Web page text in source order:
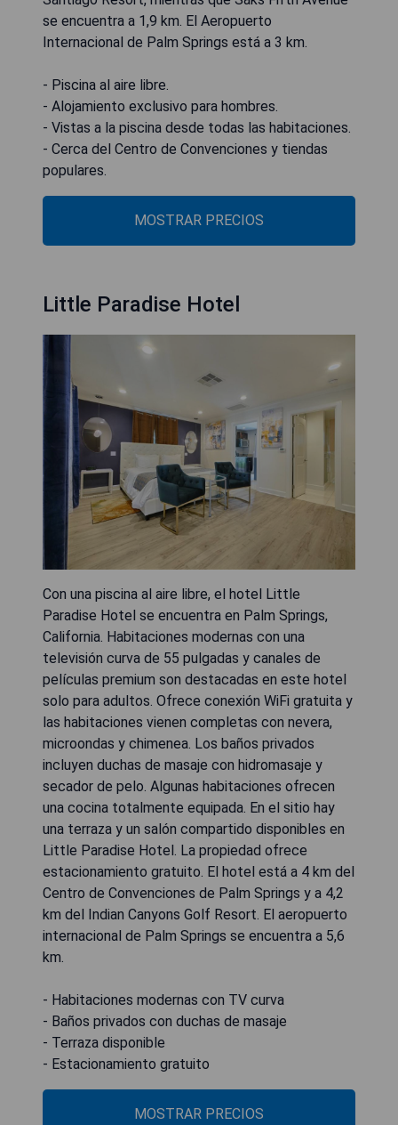
se encuentra a 1,9 km. El Aeropuerto
Internacional de Palm Springs está a 3 km.
- Piscina al aire libre.
- Alojamiento exclusivo para hombres.
- Vistas a la piscina desde todas las habitaciones.
- Cerca del Centro de Convenciones y tiendas
populares.
MOSTRAR PRECIOS
Little Paradise Hotel
Con una piscina al aire libre, el hotel Little
Paradise Hotel se encuentra en Palm Springs,
California. Habitaciones modernas con una
televisión curva de 55 pulgadas y canales de
películas premium son destacadas en este hotel
solo para adultos. Ofrece conexión WiFi gratuita y
las habitaciones vienen completas con nevera,
microondas y chimenea. Los baños privados
incluyen duchas de masaje con hidromasaje y
secador de pelo. Algunas habitaciones ofrecen
una cocina totalmente equipada. En el sitio hay
una terraza y un salón compartido disponibles en
Little Paradise Hotel. La propiedad ofrece
estacionamiento gratuito. El hotel está a 4 km del
Centro de Convenciones de Palm Springs y a 4,2
km del Indian Canyons Golf Resort. El aeropuerto
internacional de Palm Springs se encuentra a 5,6
km.
- Habitaciones modernas con TV curva
- Baños privados con duchas de masaje
- Terraza disponible
- Estacionamiento gratuito
MOSTRAR PRECIOS